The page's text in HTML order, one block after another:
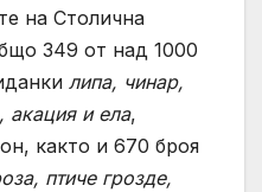
на Столична
349 от над 1000
липа, чинар,
акация и ела,
както и 670 броя
птиче грозде,